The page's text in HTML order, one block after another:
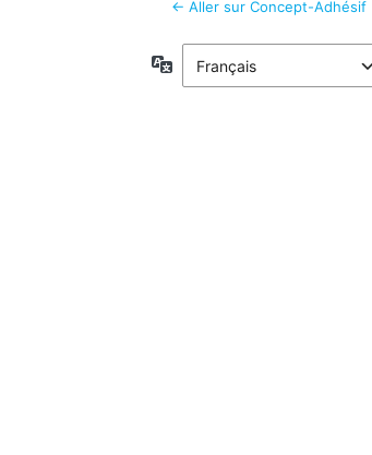
← Aller sur Concept-Adhésif
Langue